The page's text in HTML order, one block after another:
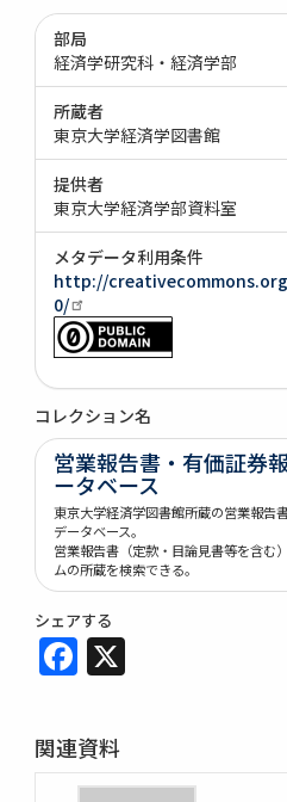
部局
経済学研究科・経済学部
所蔵者
東京大学経済学図書館
提供者
東京大学経済学部資料室
メタデータ利用条件
http://
0/
コレクション名
営業報告書・有価証券
ータベース
東京大学経済学図書館所蔵の営業報告
データベース。
営業報告書（定款・目論見書等を含む
ムの所蔵を検索できる。
シェアする
Facebook
関連資料